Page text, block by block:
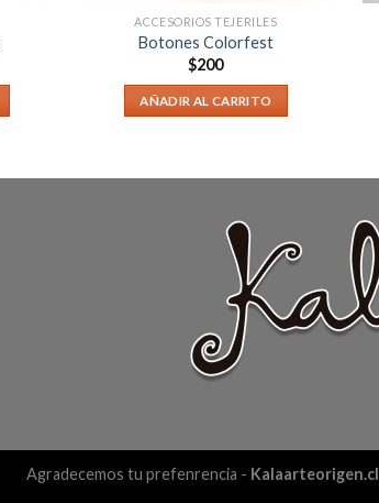
ACCESORIOS TEJERILES
Botones Colorfest
$200
AÑADIR AL CARRITO
Agradecemos tu prefenrencia - Kalaarteorigen.cl